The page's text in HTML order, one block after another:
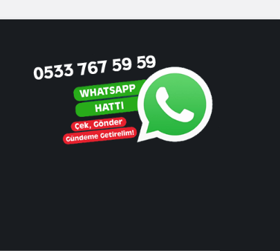
4 hafta önce
Beykoz’un sevilen ismi İsmet
Acar vefat etti